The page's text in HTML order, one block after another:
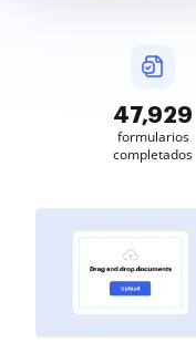
47,930
formularios
completados